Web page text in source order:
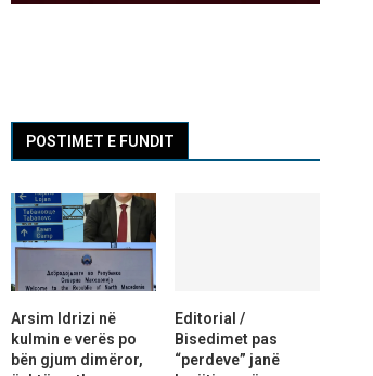
POSTIMET E FUNDIT
Arsim Idrizi në
kulmin e verës po
bën gjum dimëror,
Editorial /
Bisedimet pas
“perdeve” janë